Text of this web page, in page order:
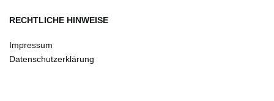
RECHTLICHE HINWEISE
Impressum
Datenschutzerklärung